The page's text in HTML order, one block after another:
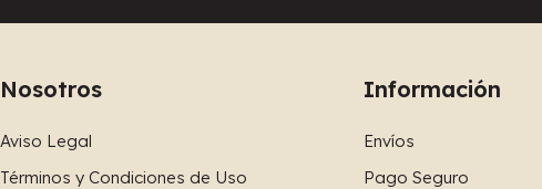
Nosotros
Aviso Legal
Términos y Condiciones de Uso
Información
Envíos
Pago Seguro